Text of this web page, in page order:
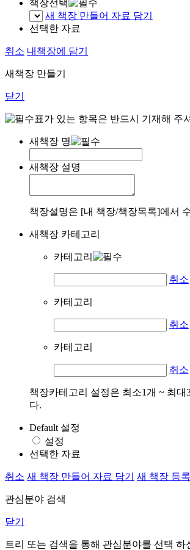
책장선택
새 책장 만들어 자료 담기
선택한 자료
취소 내책장에 담기
새책장 만들기
닫기
표가 있는 항목은 반드시 기재해 주
새책장 명
새책장 설명
책장설명은 [내 책장/책장목록]에서
새책장 카테고리
카테고리
취소
카테고리
취소
카테고리
취소
책장카테고리 설정은 최소1개 ~ 최대
다.
Default 설정
설정
선택한 자료
취소 새 책장 만들어 자료 담기 새 책장 등록
관심분야 검색
닫기
트리 또는 검색을 통해 관심분야를 선택 하